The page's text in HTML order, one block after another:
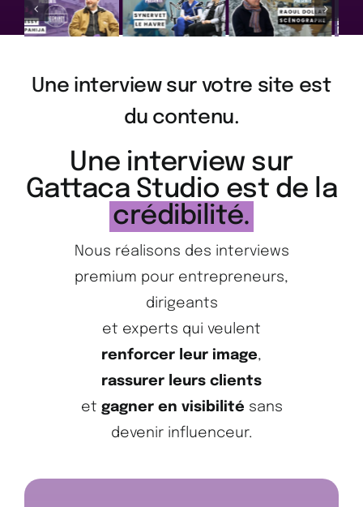
Découvrez
le concept
en détail
une
privée du
projet et
informations
tarifaires
directement
par email.
VOIR LA VIDEO
Une interview sur votre site est
du contenu.
Une interview sur
Gattaca Studio est de la
crédibilité.
Nous réalisons des interviews
premium pour entrepreneurs,
dirigeants
et experts qui veulent
renforcer leur image,
rassurer leurs clients
et gagner en visibilité sans
devenir influenceur.